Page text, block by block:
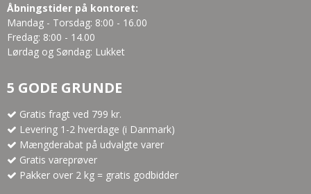
Åbningstider på kontoret:
Mandag - Torsdag: 8:00 - 16.00
Fredag: 8:00 - 14.00
Lørdag og Søndag: Lukket
5 GODE GRUNDE
Gratis fragt ved 799 kr.
Levering 1-2 hverdage (i Danmark)
Mængderabat på udvalgte varer
Gratis vareprøver
Pakker over 2 kg = gratis godbidder